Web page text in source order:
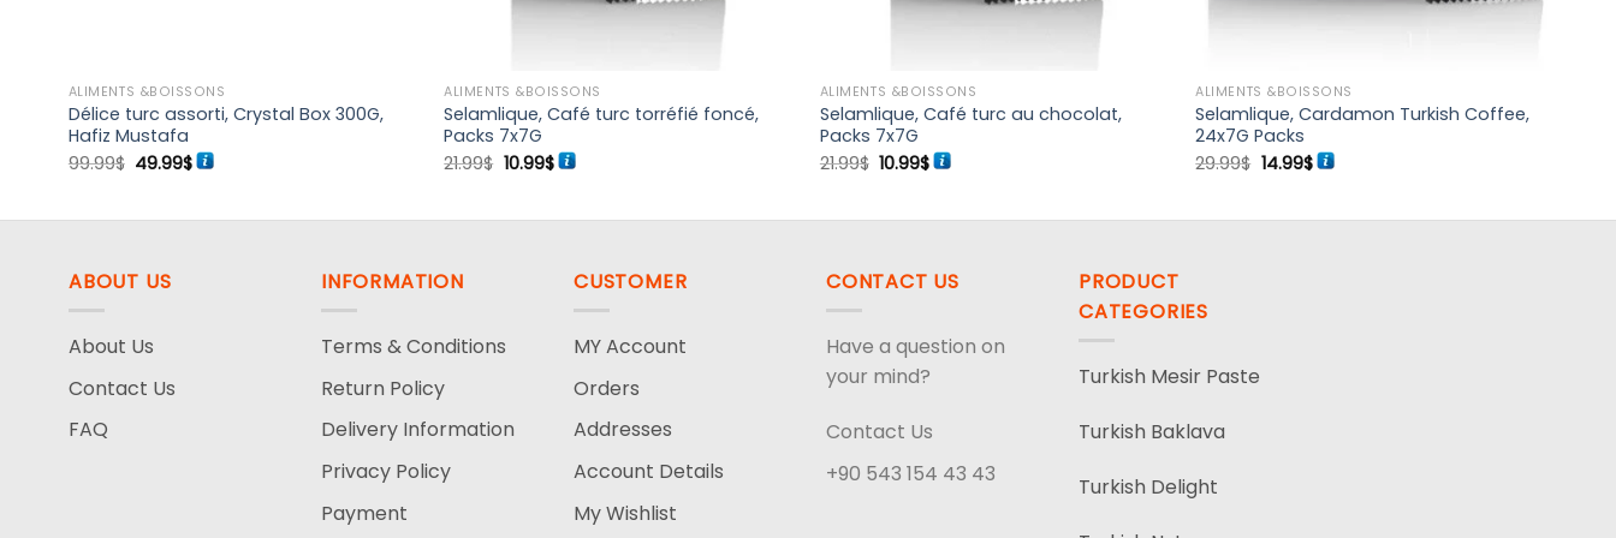
ALIMENTS &BOISSONS
Délice turc assorti, Crystal Box 300G,
Hafiz Mustafa
99.99$ Le
prix
99.99$.
49.99$Le
prix
49.99$.
ALIMENTS &BOISSONS
Selamlique, Café turc torréfié foncé,
Packs 7x7G
21.99$ Le
prix
21.99$.
10.99$Le
prix
10.99$.
ALIMENTS &BOISSONS
Selamlique, Café turc au chocolat,
Packs 7x7G
21.99$ Le
prix
21.99$.
10.99$Le
prix
10.99$.
ALIMENTS &BOISSONS
Selamlique, Cardamon Turkish Coffee,
24x7G Packs
29.99$ Le
prix
29.99$.
14.99$Le
prix
14.99$.
ABOUT US
About Us
Contact Us
FAQ
INFORMATION
Terms & Conditions
Return Policy
Delivery Information
Privacy Policy
Payment
CUSTOMER
MY Account
Orders
Addresses
Account Details
My Wishlist
CONTACT US
Have a question on
your mind?
Contact Us
+90 543 154 43 43
PRODUCT
CATEGORIES
Turkish Mesir Paste
Turkish Baklava
Turkish Delight